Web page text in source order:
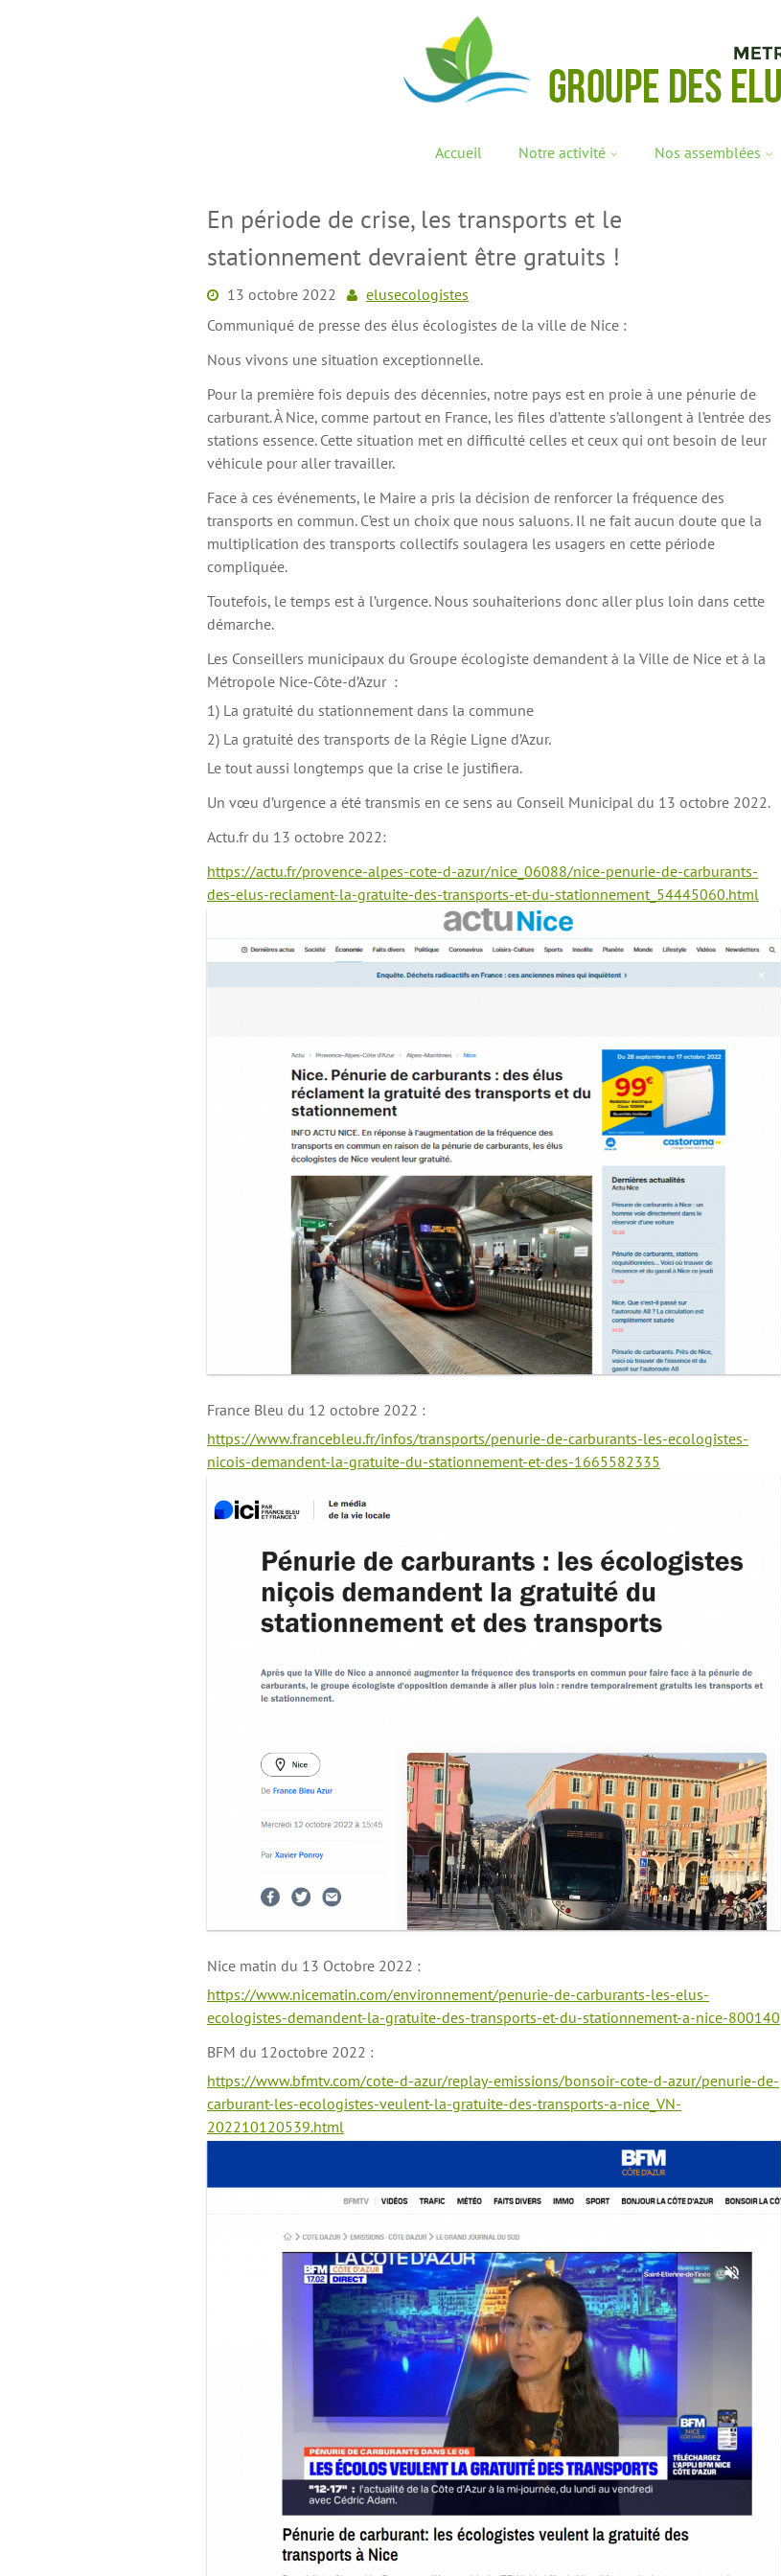
Accueil Notre activité Nos assemblées
En période de crise, les transports et le
stationnement devraient être gratuits !
13 octobre 2022
elusecologistes
Communiqué de presse des élus écologistes de la ville de Nice :
Nous vivons une situation exceptionnelle.
Pour la première fois depuis des décennies, notre pays est en proie à une pénurie de
carburant. À Nice, comme partout en France, les files d’attente s’allongent à l’entrée des
stations essence. Cette situation met en difficulté celles et ceux qui ont besoin de leur
véhicule pour aller travailler.
Face à ces événements, le Maire a pris la décision de renforcer la fréquence des
transports en commun. C’est un choix que nous saluons. Il ne fait aucun doute que la
multiplication des transports collectifs soulagera les usagers en cette période
compliquée.
Toutefois, le temps est à l’urgence. Nous souhaiterions donc aller plus loin dans cette
démarche.
Les Conseillers municipaux du Groupe écologiste demandent à la Ville de Nice et à la
Métropole Nice-Côte-d’Azur :
1) La gratuité du stationnement dans la commune
2) La gratuité des transports de la Régie Ligne d’Azur.
Le tout aussi longtemps que la crise le justifiera.
Un vœu d’urgence a été transmis en ce sens au Conseil Municipal du 13 octobre 2022.
Actu.fr du 13 octobre 2022:
https://actu.fr/provence-alpes-cote-d-azur/nice_06088/nice-penurie-de-carburants-
des-elus-reclament-la-gratuite-des-transports-et-du-stationnement_54445060.html
France Bleu du 12 octobre 2022 :
https://www.francebleu.fr/infos/transports/penurie-de-carburants-les-ecologistes-
nicois-demandent-la-gratuite-du-stationnement-et-des-1665582335
Nice matin du 13 Octobre 2022 :
https://www.nicematin.com/environnement/penurie-de-carburants-les-elus-
ecologistes-demandent-la-gratuite-des-transports-et-du-stationnement-a-nice-800140
BFM du 12octobre 2022 :
https://www.bfmtv.com/cote-d-azur/replay-emissions/bonsoir-cote-d-azur/penurie-de-
carburant-les-ecologistes-veulent-la-gratuite-des-transports-a-nice_VN-
202210120539.html